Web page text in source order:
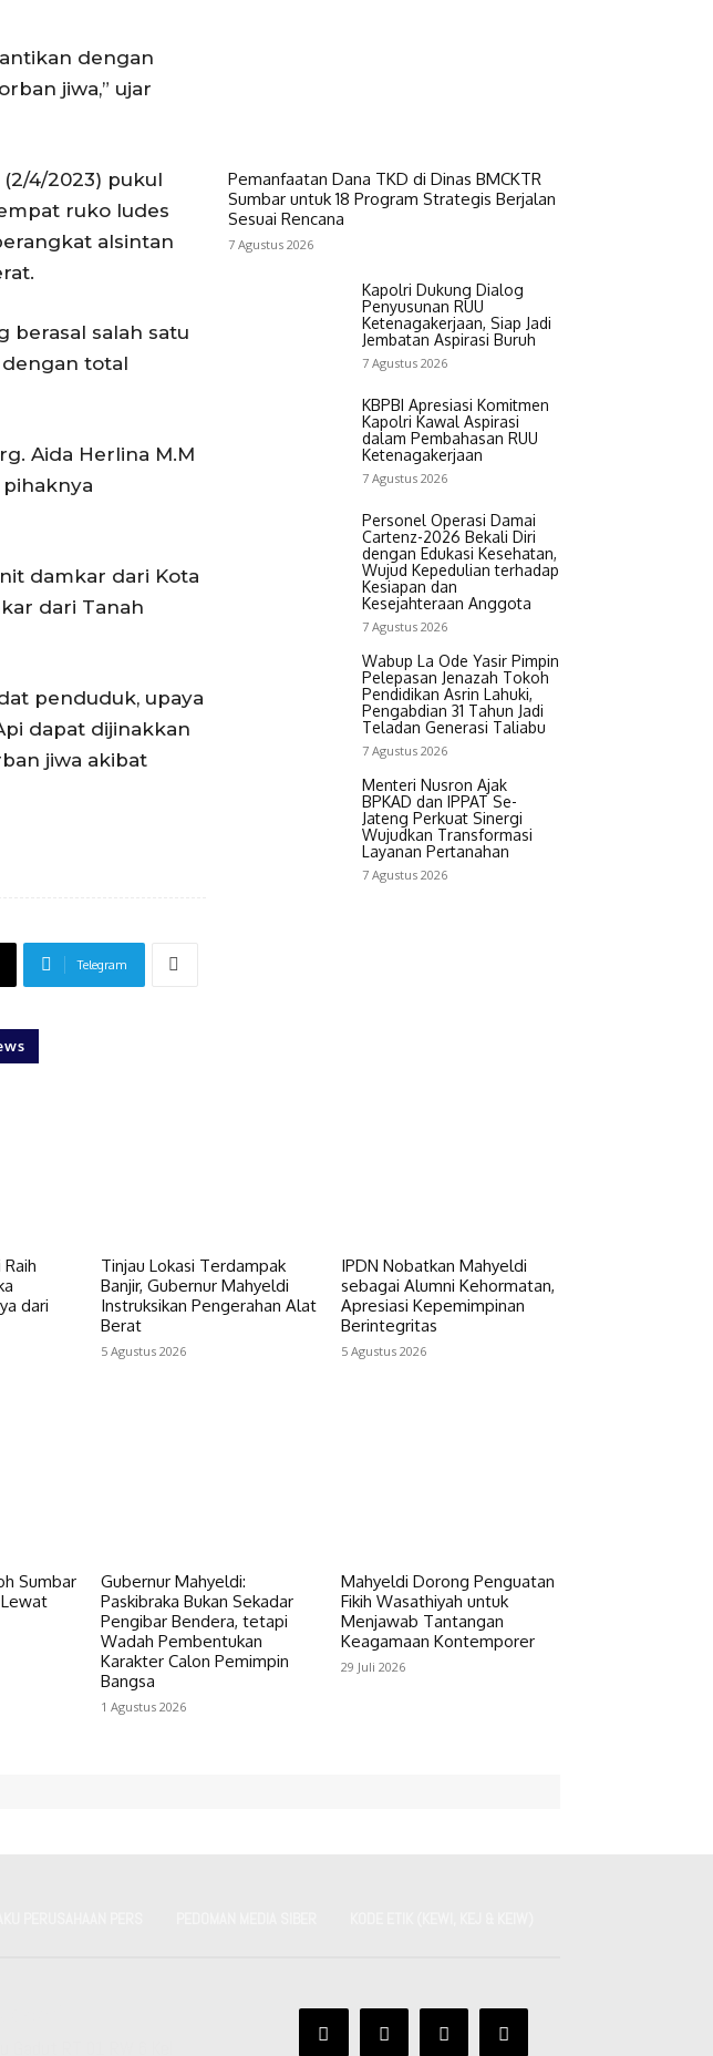
dengan
jiwa,” ujar
4/2023) pukul
ruko ludes
alsintan
berasal salah satu
total
Aida Herlina M.M
damkar dari Kota
dari Tanah
penduduk, upaya
dapat dijinakkan
jiwa akibat
Telegram
Pemanfaatan Dana TKD di Dinas BMCKTR
Sumbar untuk 18 Program Strategis Berjalan
Sesuai Rencana
7 Agustus 2026
Kapolri Dukung Dialog
Penyusunan RUU
Ketenagakerjaan, Siap Jadi
Jembatan Aspirasi Buruh
7 Agustus 2026
KBPBI Apresiasi Komitmen
Kapolri Kawal Aspirasi
dalam Pembahasan RUU
Ketenagakerjaan
7 Agustus 2026
Personel Operasi Damai
Cartenz-2026 Bekali Diri
dengan Edukasi Kesehatan,
Wujud Kepedulian terhadap
Kesiapan dan
Kesejahteraan Anggota
7 Agustus 2026
Wabup La Ode Yasir Pimpin
Pelepasan Jenazah Tokoh
Pendidikan Asrin Lahuki,
Pengabdian 31 Tahun Jadi
Teladan Generasi Taliabu
7 Agustus 2026
Menteri Nusron Ajak
BPKAD dan IPPAT Se-
Jateng Perkuat Sinergi
Wujudkan Transformasi
Layanan Pertanahan
7 Agustus 2026
dari
Tinjau Lokasi Terdampak
Banjir, Gubernur Mahyeldi
Instruksikan Pengerahan Alat
Berat
5 Agustus 2026
IPDN Nobatkan Mahyeldi
sebagai Alumni Kehormatan,
Apresiasi Kepemimpinan
Berintegritas
5 Agustus 2026
Sumbar
Gubernur Mahyeldi:
Paskibraka Bukan Sekadar
Pengibar Bendera, tetapi
Wadah Pembentukan
Karakter Calon Pemimpin
Bangsa
1 Agustus 2026
Mahyeldi Dorong Penguatan
Fikih Wasathiyah untuk
Menjawab Tantangan
Keagamaan Kontemporer
29 Juli 2026